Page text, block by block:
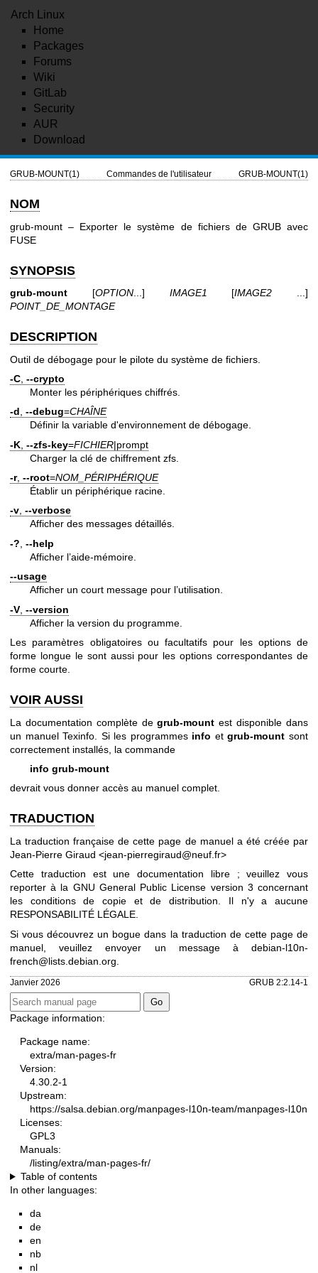
Arch Linux
Home
Packages
Forums
Wiki
GitLab
Security
AUR
Download
GRUB-MOUNT(1) Commandes de l'utilisateur GRUB-MOUNT(1)
NOM
grub-mount – Exporter le système de fichiers de GRUB avec
FUSE
SYNOPSIS
grub-mount [OPTION...] IMAGE1 [IMAGE2
...]
POINT_DE_MONTAGE
DESCRIPTION
Outil de débogage pour le pilote du système de fichiers.
-C --crypto
Monter les périphériques chiffrés.
-d, --debug=CHAÎNE
Définir la variable d'environnement de débogage.
-K --zfs-key=FICHIER|prompt
Charger la clé de chiffrement zfs.
-r, --root=NOM_PÉRIPHÉRIQUE
Établir un périphérique racine.
-v, --verbose
Afficher des messages détaillés.
-? --help
Afficher l’aide-mémoire.
--usage
Afficher un court message pour l’utilisation.
-V --version
Afficher la version du programme.
Les paramètres obligatoires ou facultatifs pour les options de
forme longue le sont aussi pour les options correspondantes de
forme courte.
VOIR AUSSI
La documentation complète degrub-mount est disponible dans
un manuel Texinfo. Si les programmes info etgrub-mount sont
correctement installés, la commande
info grub-mount
devrait vous donner accès au manuel complet.
TRADUCTION
La traduction française de cette page de manuel a été créée par
Jean-Pierre Giraud <jean-pierregiraud@neuf.fr>
Cette traduction est une documentation libre ; veuillez vous
reporter à la GNU General Public License version 3 concernant
les conditions de copie et de distribution. Il n'y a aucune
RESPONSABILITÉ LÉGALE.
Si vous découvrez un bogue dans la traduction de cette page de
manuel, veuillez envoyer un message à debian-l10n-
french@lists.debian.org
Janvier 2026 GRUB 2:2.14-1
Package information:
Package name:
extra/man-pages-fr
Version:
4.30.2-1
Upstream:
https://salsa.debian.org/manpages-l10n-team/manpages-l10n
Licenses:
GPL3
Manuals:
/listing/extra/man-pages-fr/
Table of contents
In other languages:
da
de
en
nb
nl